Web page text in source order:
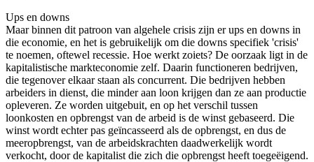
Ups en downs
Maar binnen dit patroon van algehele crisis zijn er ups en downs in
die economie, en het is gebruikelijk om die downs specifiek 'crisis'
te noemen, oftewel recessie. Hoe werkt zoiets? De oorzaak ligt in de
kapitalistische markteconomie zelf. Daarin functioneren bedrijven,
die tegenover elkaar staan als concurrent. Die bedrijven hebben
arbeiders in dienst, die minder aan loon krijgen dan ze aan productie
opleveren. Ze worden uitgebuit, en op het verschil tussen
loonkosten en opbrengst van de arbeid is de winst gebaseerd. Die
winst wordt echter pas geïncasseerd als de opbrengst, en dus de
meeropbrengst, van de arbeidskrachten daadwerkelijk wordt
verkocht, door de kapitalist die zich die opbrengst heeft toegeëigend.